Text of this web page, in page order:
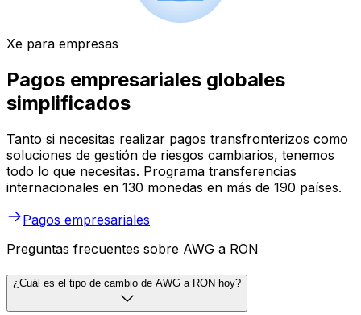
Xe para empresas
Pagos empresariales globales
simplificados
Tanto si necesitas realizar pagos transfronterizos como
soluciones de gestión de riesgos cambiarios, tenemos
todo lo que necesitas. Programa transferencias
internacionales en 130 monedas en más de 190 países.
Pagos empresariales
Preguntas frecuentes sobre AWG a RON
¿Cuál es el tipo de cambio de AWG a RON hoy?